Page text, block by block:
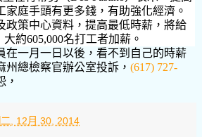
家庭手頭有更多錢，有助強化經濟。
政策中心資料，提高最低時薪，將給
大約605,000名打工者加薪。
在一月一日以後，看不到自己的時薪
總檢察官辦公室投訴， (617) 727-
，
, 12月 30, 2014